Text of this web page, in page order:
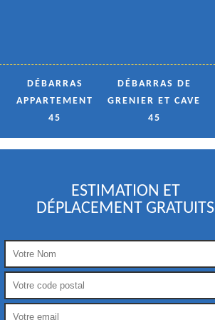
DÉBARRAS
APPARTEMENT
45
DÉBARRAS DE
GRENIER ET CAVE
45
ESTIMATION ET
DÉPLACEMENT GRATUITS